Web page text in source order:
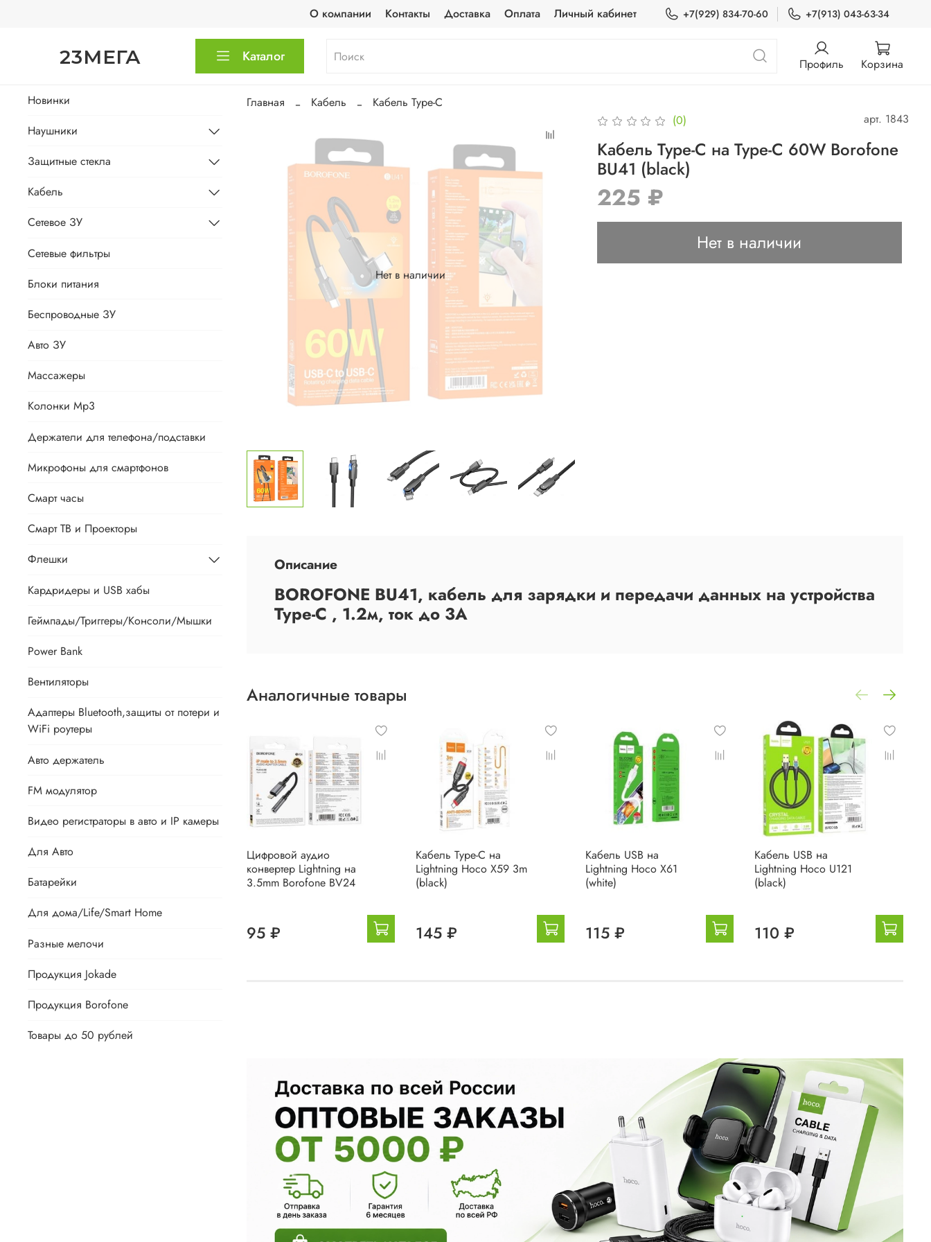
О компании Контакты Доставка Оплата Личный кабинет +7(929) 834-70-60 +7(913) 043-63-34
23МЕГА Каталог Профиль Корзина
Главная Кабель Кабель Type-C
Нет в наличии
(0) арт. 1843
Кабель Type-C на Type-C 60W Borofone
BU41 (black)
225 ₽
Нет в наличии
Описание
BOROFONE BU41, кабель для зарядки и передачи данных на устройства
Type-C , 1.2м, ток до 3А
Аналогичные товары
Цифровой аудио
конвертер Lightning на
3.5mm Borofone BV24
95 ₽
Кабель Type-C на
Lightning Hoco X59 3m
(black)
145 ₽
Кабель USB на
Lightning Hoco X61
(white)
115 ₽
Кабель USB на
Lightning Hoco U121
(black)
110 ₽
Новинки
Наушники
Защитные стекла
Кабель
Сетевое ЗУ
Сетевые фильтры
Блоки питания
Беспроводные ЗУ
Авто ЗУ
Массажеры
Колонки Mp3
Держатели для телефона/подставки
Микрофоны для смартфонов
Смарт часы
Смарт ТВ и Проекторы
Флешки
Кардридеры и USB хабы
Геймпады/Триггеры/Консоли/Мышки
Power Bank
Вентиляторы
Адаптеры Bluetooth,защиты от потери и
WiFi роутеры
Авто держатель
FM модулятор
Видео регистраторы в авто и IP камеры
Для Авто
Батарейки
Для дома/Life/Smart Home
Разные мелочи
Продукция Jokade
Продукция Borofone
Товары до 50 рублей